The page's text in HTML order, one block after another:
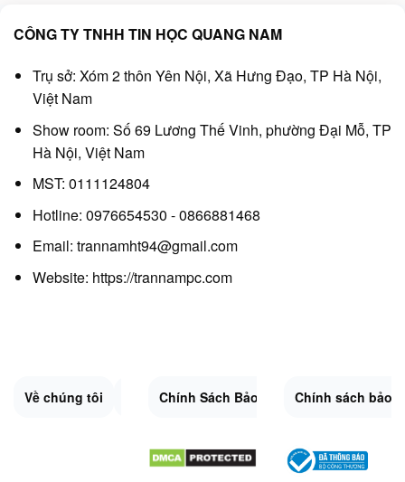
CÔNG TY TNHH TIN HỌC QUANG NAM
Trụ sở: Xóm 2 thôn Yên Nội, Xã Hưng Đạo, TP Hà Nội,
Việt Nam
Show room: Số 69 Lương Thế Vinh, phường Đại Mỗ, TP
Hà Nội, Việt Nam
MST: 0111124804
Hotline: 0976654530 - 0866881468
Email: trannamht94@gmail.com
Website: https://trannampc.com
Về chúng tôi Liên Hệ Quy Định Chung Sitemap.XML
Chính Sách Bảo Mật Đổi trả và hoàn
Chính sách bảo